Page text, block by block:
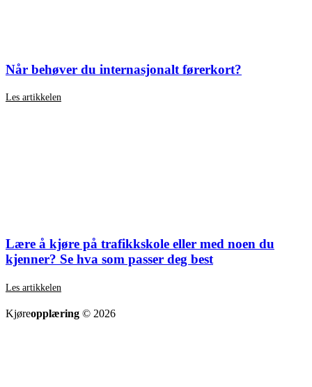
Når behøver du internasjonalt førerkort?
Les artikkelen
Lære å kjøre på trafikkskole eller med noen du
kjenner? Se hva som passer deg best
Les artikkelen
Kjøreopplæring © 2026